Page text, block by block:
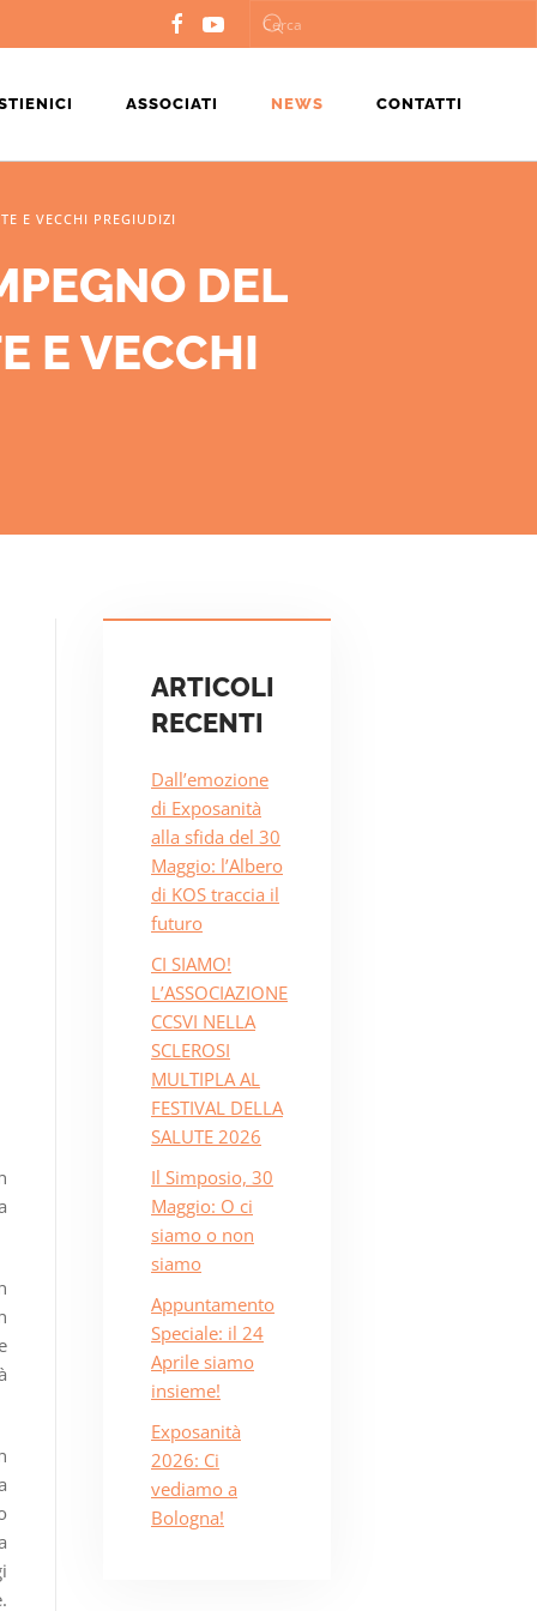
ASSOCIATI NEWS CONTATTI
E VECCHI PREGIUDIZI
DEL
E VECCHI
ARTICOLI
RECENTI
Dall’emozione
di Exposanità
alla sfida del 30
Maggio: l’Albero
di KOS traccia il
futuro
CI SIAMO!
L’ASSOCIAZIONE
CCSVI NELLA
SCLEROSI
MULTIPLA AL
FESTIVAL DELLA
SALUTE 2026
Il Simposio, 30
Maggio: O ci
siamo o non
siamo
Appuntamento
Speciale: il 24
Aprile siamo
insieme!
Exposanità
2026: Ci
vediamo a
Bologna!